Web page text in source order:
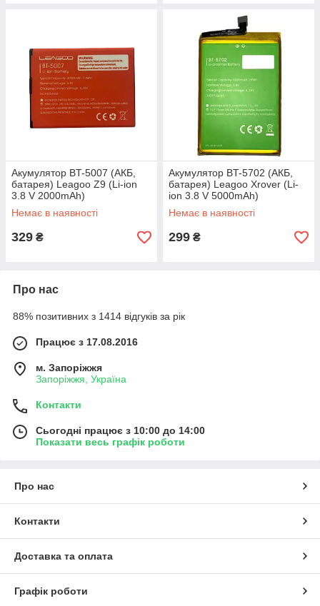
Акумулятор BT-5007 (АКБ,
батарея) Leagoo Z9 (Li-ion
3.8 V 2000mAh)
Немає в наявності
329 ₴
Акумулятор BT-5702 (АКБ,
батарея) Leagoo Xrover (Li-
ion 3.8 V 5000mAh)
Немає в наявності
299 ₴
Про нас
88% позитивних з 1414 відгуків за рік
Працює з 17.08.2016
м. Запоріжжя
Запоріжжя, Україна
Контакти
Сьогодні працює з 10:00 до 14:00
Показати весь графік роботи
Про нас
Контакти
Доставка та оплата
Графік роботи